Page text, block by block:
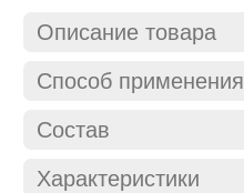
Описание товара
Способ применения
Состав
Характеристики